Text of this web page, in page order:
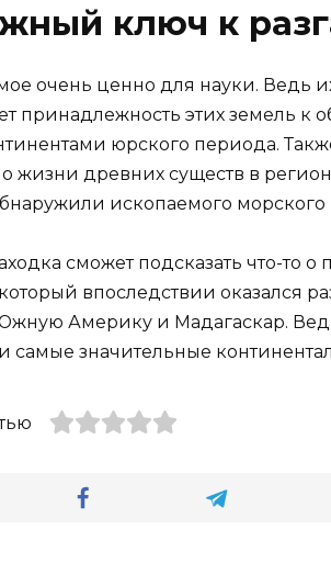
ключ к
очень ценно для науки. Ведь
принадлежность этих земель к
юрского периода.
о жизни древних существ в
сможет подсказать что-то
впоследствии оказался
Америку и Мадагаскар.
самые значительные